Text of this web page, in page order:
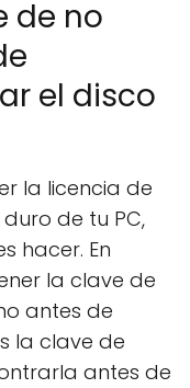
de no
el disco
la licencia de
de tu PC,
hacer. En
la clave de
antes de
la clave de
antes de